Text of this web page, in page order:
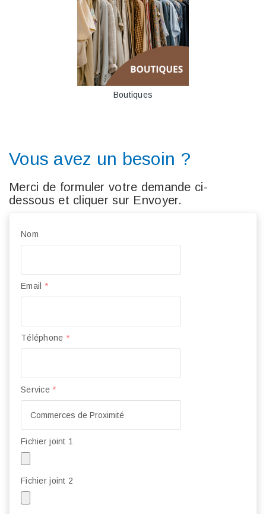
Boutiques
Vous avez un besoin ?
Merci de formuler votre demande ci-
dessous et cliquer sur Envoyer.
Nom
Email *
Téléphone *
Service *
Fichier joint 1
Fichier joint 2